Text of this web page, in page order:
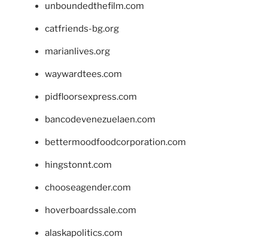
unboundedthefilm.com
catfriends-bg.org
marianlives.org
waywardtees.com
pidfloorsexpress.com
bancodevenezuelaen.com
bettermoodfoodcorporation.com
hingstonnt.com
chooseagender.com
hoverboardssale.com
alaskapolitics.com